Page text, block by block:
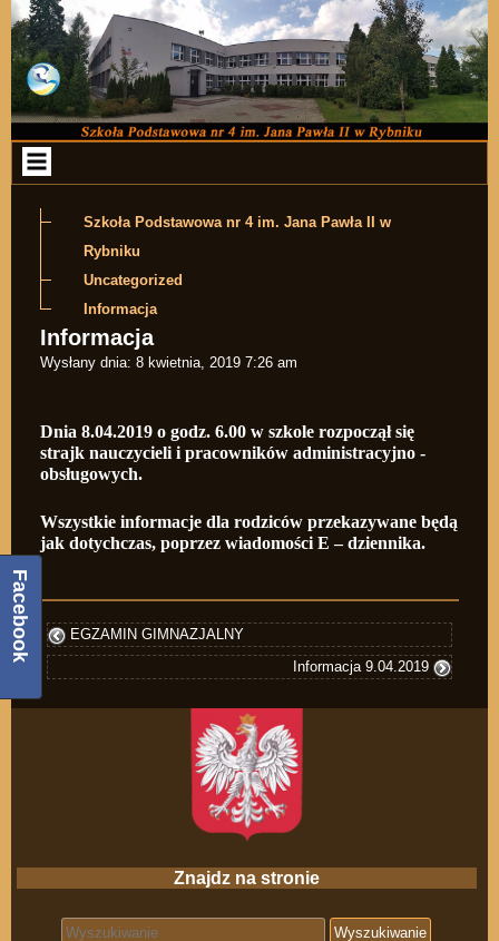
Przejdź do zawartości
Szkoła Podstawowa nr 4 im. Jana Pawła II w
Rybniku
Uncategorized
Informacja
Informacja
Wysłany dnia: 8 kwietnia, 2019 7:26 am
Dnia 8.04.2019 o godz. 6.00 w szkole rozpoczął się
strajk nauczycieli i pracowników administracyjno -
obsługowych.
Wszystkie informacje dla rodziców przekazywane będą
jak dotychczas, poprzez wiadomości E – dziennika.
EGZAMIN GIMNAZJALNY
Informacja 9.04.2019
Znajdz na stronie
Search for:
Facebook